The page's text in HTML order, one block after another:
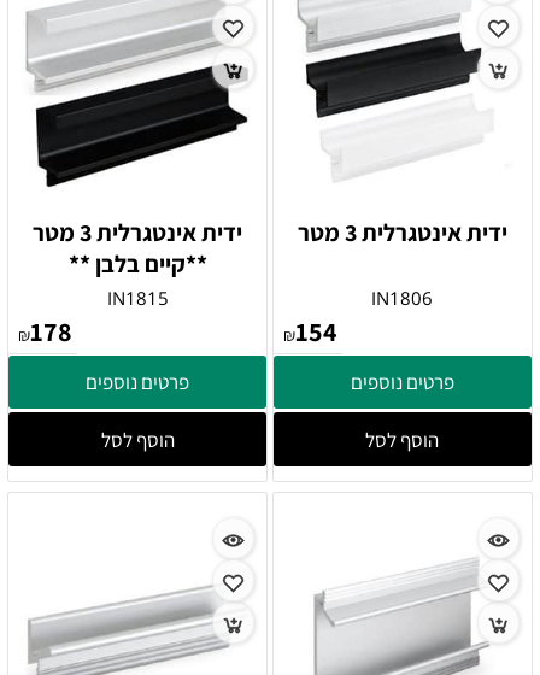
ידית אינטגרלית 3 מטר
IN1806
₪154
פרטים נוספים
הוסף לסל
ידית אינטגרלית 3 מטר
**קיים בלבן **
IN1815
₪178
פרטים נוספים
הוסף לסל